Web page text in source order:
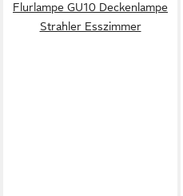
Flurlampe GU10 Deckenlampe
Strahler Esszimmer